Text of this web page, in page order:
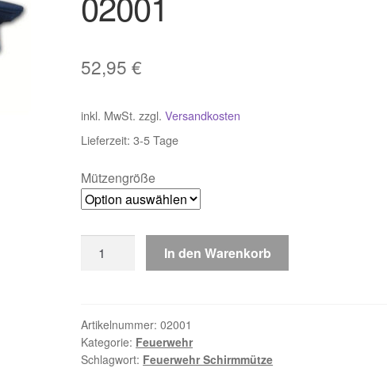
52,95€
inkl. MwSt. zzgl.Versandkosten
Lieferzeit:3-5 Tage
Mützengröße
Schirmmütze
Menge
In den Warenkorb
Artikelnummer:02001
Kategorie: Feuerwehr
Schlagwort: Feuerwehr Schirmmütze